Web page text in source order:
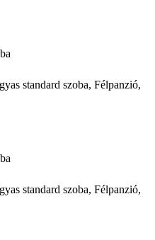
standard szoba, Félpanzió,
standard szoba, Félpanzió,